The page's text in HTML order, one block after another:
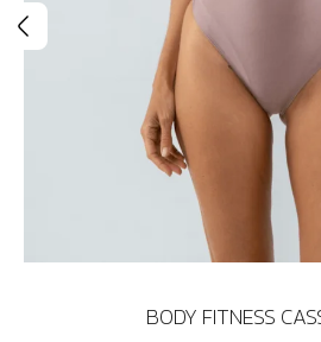
BODY FITNESS